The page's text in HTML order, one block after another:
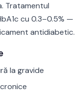
Tratamentul
cu 0.3–0.5% —
antidiabetic.
la gravide